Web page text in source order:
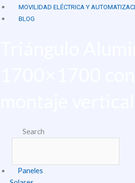
MOVILIDAD ELÉCTRICA Y
BLOG
Search
Paneles